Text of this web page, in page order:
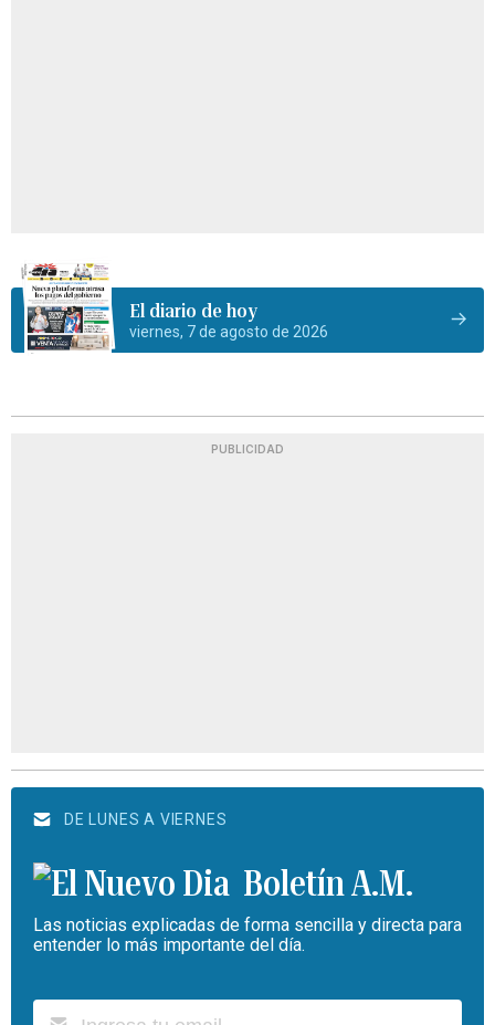
El diario de hoy
viernes, 7 de agosto de 2026
PUBLICIDAD
DE LUNES A VIERNES
Boletín A.M.
Las noticias explicadas de forma sencilla y directa para
entender lo más importante del día.